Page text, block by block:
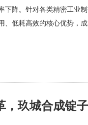
下降。针对各类精密工业
、低耗高效的核心优势，
，玖城合成锭